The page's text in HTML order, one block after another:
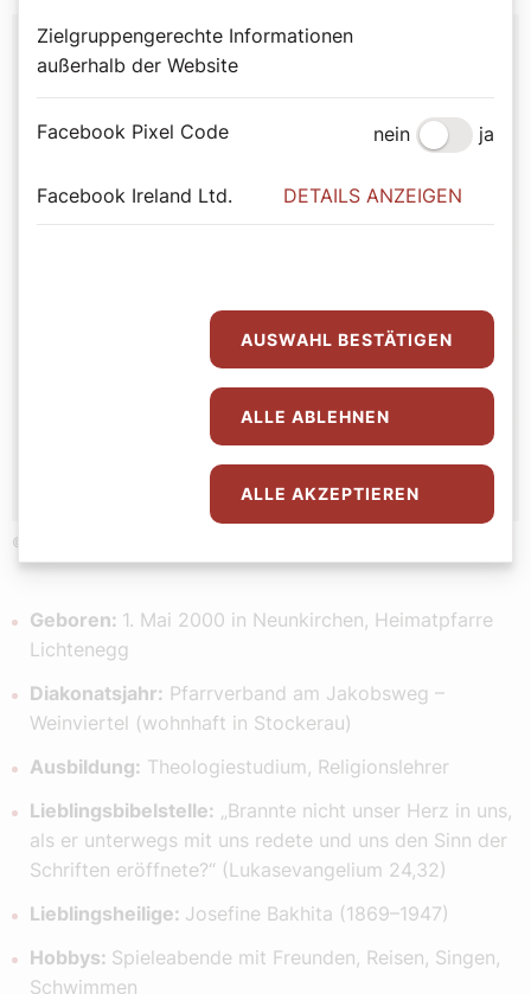
©Erzdiözese Wien/Stephan Schönlaub
Geboren: 1. Mai 2000 in Neunkirchen, Heimatpfarre
Lichtenegg
Diakonatsjahr: Pfarrverband am Jakobsweg –
Weinviertel (wohnhaft in Stockerau)
Ausbildung: Theologiestudium, Religionslehrer
Lieblingsbibelstelle: „Brannte nicht unser Herz in uns,
als er unterwegs mit uns redete und uns den Sinn der
Schriften eröffnete?“ (Lukasevangelium 24,32)
Lieblingsheilige: Josefine Bakhita (1869–1947)
Hobbys: Spieleabende mit Freunden, Reisen, Singen,
Schwimmen
Zielgruppengerechte Informationen
außerhalb der Website
Facebook Pixel Code nein ja
Facebook Ireland Ltd. DETAILS ANZEIGEN
AUSWAHL BESTÄTIGEN
ALLE ABLEHNEN
ALLE AKZEPTIEREN